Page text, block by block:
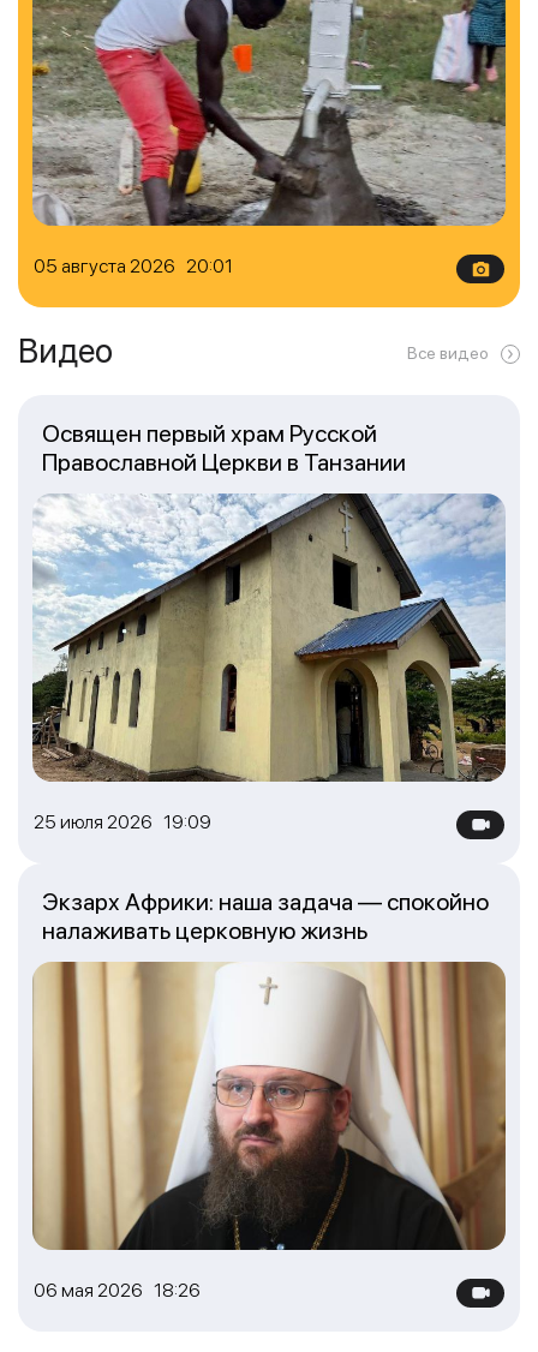
05 августа 2026 20:01
Видео Все видео
25 июля 2026 19:09
Освящен первый храм Русской
Православной Церкви в Танзании
06 мая 2026 18:26
Экзарх Африки: наша задача — спокойно
налаживать церковную жизнь